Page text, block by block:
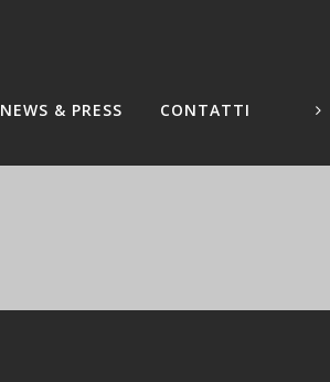
NEWS & PRESS CONTATTI